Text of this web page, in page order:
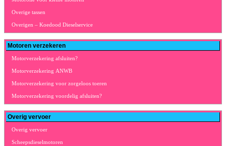
Overige tassen
Overigen – Koedood Dieselservice
Motoren verzekeren
Motorverzekering afsluiten?
Motorverzekering ANWB
Motorverzekering voor zorgeloos toeren
Motorverzekering voordelig afsluiten?
Overig vervoer
Overig vervoer
Scheepsdieselmotoren